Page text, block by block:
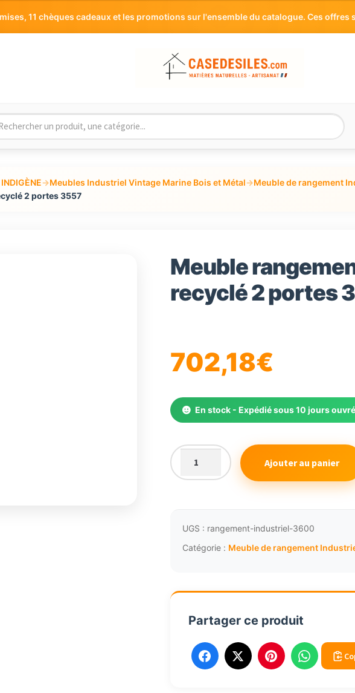
11 chèques cadeaux et les promotions sur l'ensemble du catalogue. Ces
→Meubles Industriel Vintage Marine Bois et Métal→Meuble de rangement
2 portes 3557
Meuble
recyclé 2 portes
702,18€
En stock - Expédié sous 10 jours
quantité
de
industriel
acier
2
3557
Ajouter au panier
UGS : rangement-industriel-3600
Catégorie : Meuble de rangement
Partager ce produit